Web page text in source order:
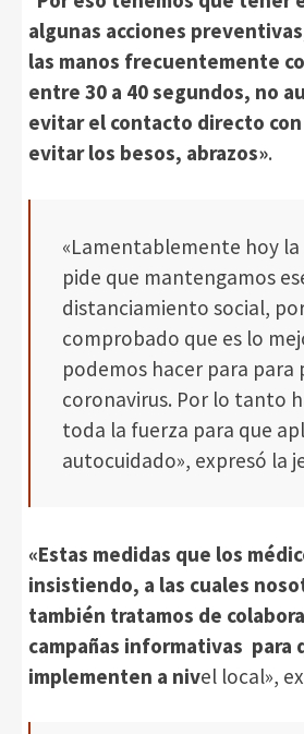
algunas acciones
las manos frecuentemente
entre 30 a 40 segundos, no
evitar el contacto directo
evitar los besos, abrazos».
«Lamentablemente hoy
pide que mantengamos
distanciamiento social,
comprobado que es lo
podemos hacer para para
coronavirus. Por lo tanto
toda la fuerza para que
autocuidado», expresó la
«Estas medidas que los
insistiendo, a las cuales
también tratamos de
campañas informativas para
implementen a nivel local»,